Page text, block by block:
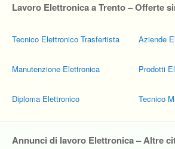
Lavoro Elettronica a Trento – Offerte
Tecnico Elettronico Trasfertista
Manutenzione Elettronica
Diploma Elettronico
Aziende
Prodotti
Tecnico
Annunci di lavoro Elettronica – Altre